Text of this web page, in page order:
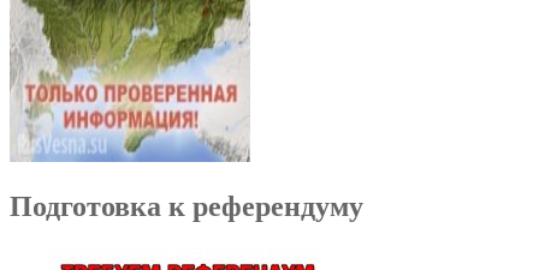
Подготовка к референдуму